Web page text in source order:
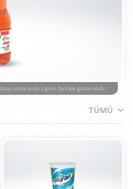
göre farklılık gösterebilir.
TÜMÜ